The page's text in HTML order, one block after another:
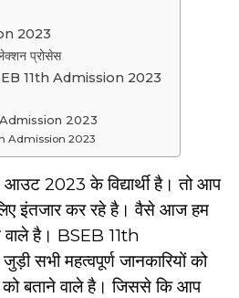
2023
प्रोसेस
11th Admission 2023
Admission 2023
Admission 2023
2023 के विद्यार्थी है। तो आप
इंतजार कर रहे है। वैसे आज हम
है। BSEB 11th
सभी महत्वपूर्ण जानकारियों को
बताने वाले है। जिससे कि आप